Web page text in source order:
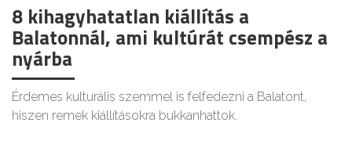
8 kihagyhatatlan kiállítás a
Balatonnál, ami kultúrát csempész a
nyárba
Érdemes kulturális szemmel is felfedezni a Balatont,
hiszen remek kiállításokra bukkanhattok.